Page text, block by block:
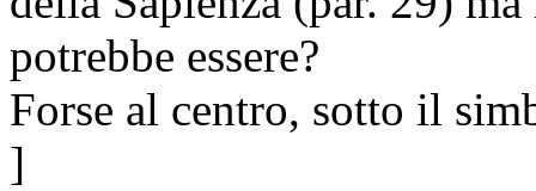
potrebbe essere?
Forse al centro, sotto il
]